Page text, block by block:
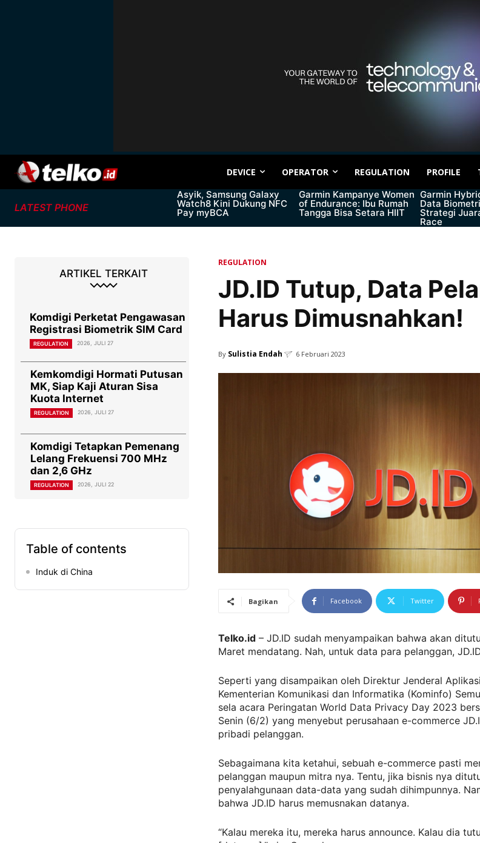
DEVICE OPERATOR REGULATION PROFILE
LATEST PHONE
Asyik, Samsung Galaxy
Watch8 Kini Dukung NFC
Pay myBCA
Garmin Kampanye Women
of Endurance: Ibu Rumah
Tangga Bisa Setara HIIT
Garmin
Data
Strategi
Race
ARTIKEL TERKAIT
Komdigi Perketat Pengawasan
Registrasi Biometrik SIM Card
REGULATION 2026, JULI 27
Kemkomdigi Hormati Putusan
MK, Siap Kaji Aturan Sisa
Kuota Internet
REGULATION 2026, JULI 27
Komdigi Tetapkan Pemenang
Lelang Frekuensi 700 MHz
dan 2,6 GHz
REGULATION 2026, JULI 22
Table of contents
Induk di China
REGULATION
JD.ID Tutup, Data
Harus Dimusnahkan!
By Sulistia Endah 6 Februari 2023
Bagikan Facebook Twitter
Telko.id – JD.ID sudah menyampaikan bahwa akan
Maret mendatang. Nah, untuk data para pelanggan,
Seperti yang disampaikan oleh Direktur Jenderal
Kementerian Komunikasi dan Informatika (Kominfo)
sela acara Peringatan World Data Privacy Day 2023
Senin (6/2) yang menyebut perusahaan e-commerce
pribadi pelanggan.
Sebagaimana kita ketahui, sebuah e-commerce pasti
pelanggan maupun mitra nya. Tentu, jika bisnis nya
penyalahgunaan data-data yang sudah dihimpunnya.
bahwa JD.ID harus memusnakan datanya.
“Kalau mereka itu, mereka harus announce. Kalau dia